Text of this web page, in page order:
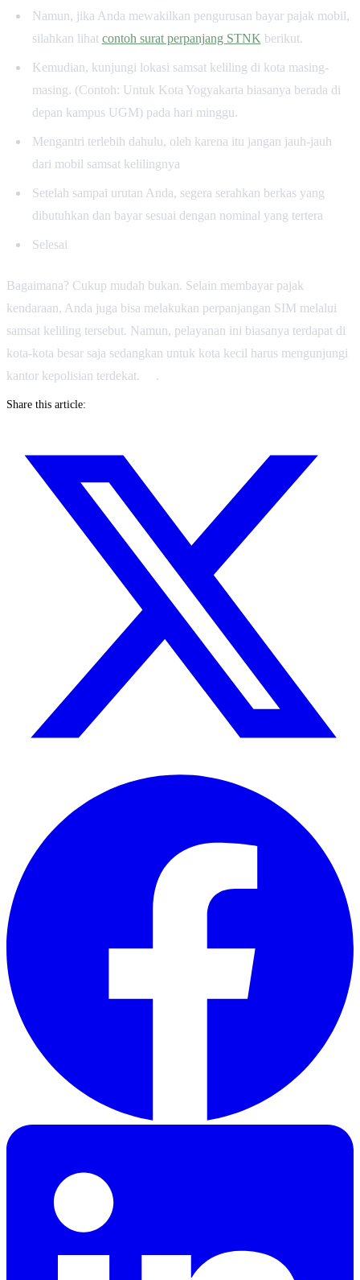
Namun, jika Anda mewakilkan pengurusan bayar pajak mobil,
silahkan lihat contoh surat perpanjang STNK berikut.
Kemudian, kunjungi lokasi samsat keliling di kota masing-
masing. (Contoh: Untuk Kota Yogyakarta biasanya berada di
depan kampus UGM) pada hari minggu.
Mengantri terlebih dahulu, oleh karena itu jangan jauh-jauh
dari mobil samsat kelilingnya
Setelah sampai urutan Anda, segera serahkan berkas yang
dibutuhkan dan bayar sesuai dengan nominal yang tertera
Selesai
Bagaimana? Cukup mudah bukan. Selain membayar pajak
kendaraan, Anda juga bisa melakukan perpanjangan SIM melalui
samsat keliling tersebut. Namun, pelayanan ini biasanya terdapat di
kota-kota besar saja sedangkan untuk kota kecil harus mengunjungi
kantor kepolisian terdekat. .
Share this article: